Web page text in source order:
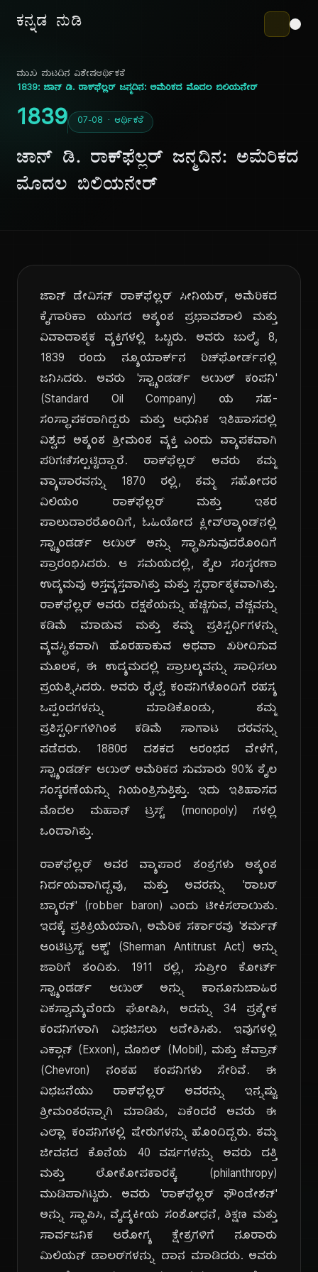
ಕನ್ನಡ ನುಡಿ
ಮುಖ ಪುಟದಿನ ವಿಶೇಷಆರ್ಥಿಕತೆ
1839: ಜಾನ್ ಡಿ. ರಾಕ್‌ಫೆಲ್ಲರ್ ಜನ್ಮದಿನ: ಅಮೆರಿಕದ ಮೊದಲ ಬಿಲಿಯನೇರ್
1839 07-08 · ಆರ್ಥಿಕತೆ
ಜಾನ್ ಡಿ. ರಾಕ್‌ಫೆಲ್ಲರ್ ಜನ್ಮದಿನ: ಅಮೆರಿಕದ
ಮೊದಲ ಬಿಲಿಯನೇರ್
ಜಾನ್ ಡೇವಿಸನ್ ರಾಕ್‌ಫೆಲ್ಲರ್ ಸೀನಿಯರ್, ಅಮೆರಿಕದ
ಕೈಗಾರಿಕಾ ಯುಗದ ಅತ್ಯಂತ ಪ್ರಭಾವಶಾಲಿ ಮತ್ತು
ವಿವಾದಾತ್ಮಕ ವ್ಯಕ್ತಿಗಳಲ್ಲಿ ಒಬ್ಬರು. ಅವರು ಜುಲೈ 8,
1839 ರಂದು ನ್ಯೂಯಾರ್ಕ್‌ನ ರಿಚ್‌ಫೋರ್ಡ್‌ನಲ್ಲಿ
ಜನಿಸಿದರು. ಅವರು 'ಸ್ಟ್ಯಾಂಡರ್ಡ್ ಆಯಿಲ್ ಕಂಪನಿ'
(Standard Oil Company) ಯ ಸಹ-
ಸಂಸ್ಥಾಪಕರಾಗಿದ್ದರು ಮತ್ತು ಆಧುನಿಕ ಇತಿಹಾಸದಲ್ಲಿ
ವಿಶ್ವದ ಅತ್ಯಂತ ಶ್ರೀಮಂತ ವ್ಯಕ್ತಿ ಎಂದು ವ್ಯಾಪಕವಾಗಿ
ಪರಿಗಣಿಸಲ್ಪಟ್ಟಿದ್ದಾರೆ. ರಾಕ್‌ಫೆಲ್ಲರ್ ಅವರು ತಮ್ಮ
ವ್ಯಾಪಾರವನ್ನು 1870 ರಲ್ಲಿ, ತಮ್ಮ ಸಹೋದರ
ವಿಲಿಯಂ ರಾಕ್‌ಫೆಲ್ಲರ್ ಮತ್ತು ಇತರ
ಪಾಲುದಾರರೊಂದಿಗೆ, ಓಹಿಯೋದ ಕ್ಲೀವ್‌ಲ್ಯಾಂಡ್‌ನಲ್ಲಿ
ಸ್ಟ್ಯಾಂಡರ್ಡ್ ಆಯಿಲ್ ಅನ್ನು ಸ್ಥಾಪಿಸುವುದರೊಂದಿಗೆ
ಪ್ರಾರಂಭಿಸಿದರು. ಆ ಸಮಯದಲ್ಲಿ, ತೈಲ ಸಂಸ್ಕರಣಾ
ಉದ್ಯಮವು ಅಸ್ತವ್ಯಸ್ತವಾಗಿತ್ತು ಮತ್ತು ಸ್ಪರ್ಧಾತ್ಮಕವಾಗಿತ್ತು.
ರಾಕ್‌ಫೆಲ್ಲರ್ ಅವರು ದಕ್ಷತೆಯನ್ನು ಹೆಚ್ಚಿಸುವ, ವೆಚ್ಚವನ್ನು
ಕಡಿಮೆ ಮಾಡುವ ಮತ್ತು ತಮ್ಮ ಪ್ರತಿಸ್ಪರ್ಧಿಗಳನ್ನು
ವ್ಯವಸ್ಥಿತವಾಗಿ ಹೊರಹಾಕುವ ಅಥವಾ ಖರೀದಿಸುವ
ಮೂಲಕ, ಈ ಉದ್ಯಮದಲ್ಲಿ ಪ್ರಾಬಲ್ಯವನ್ನು ಸಾಧಿಸಲು
ಪ್ರಯತ್ನಿಸಿದರು. ಅವರು ರೈಲ್ವೆ ಕಂಪನಿಗಳೊಂದಿಗೆ ರಹಸ್ಯ
ಒಪ್ಪಂದಗಳನ್ನು ಮಾಡಿಕೊಂಡು, ತಮ್ಮ
ಪ್ರತಿಸ್ಪರ್ಧಿಗಳಿಗಿಂತ ಕಡಿಮೆ ಸಾಗಾಟ ದರವನ್ನು
ಪಡೆದರು. 1880ರ ದಶಕದ ಆರಂಭದ ವೇಳೆಗೆ,
ಸ್ಟ್ಯಾಂಡರ್ಡ್ ಆಯಿಲ್ ಅಮೆರಿಕದ ಸುಮಾರು 90% ತೈಲ
ಸಂಸ್ಕರಣೆಯನ್ನು ನಿಯಂತ್ರಿಸುತ್ತಿತ್ತು. ಇದು ಇತಿಹಾಸದ
ಮೊದಲ ಮಹಾನ್ ಟ್ರಸ್ಟ್ (monopoly) ಗಳಲ್ಲಿ
ಒಂದಾಗಿತ್ತು.
ರಾಕ್‌ಫೆಲ್ಲರ್ ಅವರ ವ್ಯಾಪಾರ ತಂತ್ರಗಳು ಅತ್ಯಂತ
ನಿರ್ದಯವಾಗಿದ್ದವು, ಮತ್ತು ಅವರನ್ನು 'ರಾಬರ್
ಬ್ಯಾರನ್' (robber baron) ಎಂದು ಟೀಕಿಸಲಾಯಿತು.
ಇದಕ್ಕೆ ಪ್ರತಿಕ್ರಿಯೆಯಾಗಿ, ಅಮೆರಿಕ ಸರ್ಕಾರವು 'ಶರ್ಮನ್
ಆಂಟಿಟ್ರಸ್ಟ್ ಆಕ್ಟ್' (Sherman Antitrust Act) ಅನ್ನು
ಜಾರಿಗೆ ತಂದಿತು. 1911 ರಲ್ಲಿ, ಸುಪ್ರೀಂ ಕೋರ್ಟ್
ಸ್ಟ್ಯಾಂಡರ್ಡ್ ಆಯಿಲ್ ಅನ್ನು ಕಾನೂನುಬಾಹಿರ
ಏಕಸ್ವಾಮ್ಯವೆಂದು ಘೋಷಿಸಿ, ಅದನ್ನು 34 ಪ್ರತ್ಯೇಕ
ಕಂಪನಿಗಳಾಗಿ ವಿಭಜಿಸಲು ಆದೇಶಿಸಿತು. ಇವುಗಳಲ್ಲಿ
ಎಕ್ಸಾನ್ (Exxon), ಮೊಬಿಲ್ (Mobil), ಮತ್ತು ಚೆವ್ರಾನ್
(Chevron) ನಂತಹ ಕಂಪನಿಗಳು ಸೇರಿವೆ. ಈ
ವಿಭಜನೆಯು ರಾಕ್‌ಫೆಲ್ಲರ್ ಅವರನ್ನು ಇನ್ನಷ್ಟು
ಶ್ರೀಮಂತರನ್ನಾಗಿ ಮಾಡಿತು, ಏಕೆಂದರೆ ಅವರು ಈ
ಎಲ್ಲಾ ಕಂಪನಿಗಳಲ್ಲಿ ಷೇರುಗಳನ್ನು ಹೊಂದಿದ್ದರು. ತಮ್ಮ
ಜೀವನದ ಕೊನೆಯ 40 ವರ್ಷಗಳನ್ನು ಅವರು ದತ್ತಿ
ಮತ್ತು ಲೋಕೋಪಕಾರಕ್ಕೆ (philanthropy)
ಮುಡಿಪಾಗಿಟ್ಟರು. ಅವರು 'ರಾಕ್‌ಫೆಲ್ಲರ್ ಫೌಂಡೇಶನ್'
ಅನ್ನು ಸ್ಥಾಪಿಸಿ, ವೈದ್ಯಕೀಯ ಸಂಶೋಧನೆ, ಶಿಕ್ಷಣ ಮತ್ತು
ಸಾರ್ವಜನಿಕ ಆರೋಗ್ಯ ಕ್ಷೇತ್ರಗಳಿಗೆ ನೂರಾರು
ಮಿಲಿಯನ್ ಡಾಲರ್‌ಗಳನ್ನು ದಾನ ಮಾಡಿದರು. ಅವರು